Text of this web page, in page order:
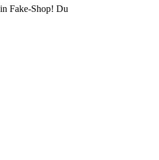
Fake-Shop! Du